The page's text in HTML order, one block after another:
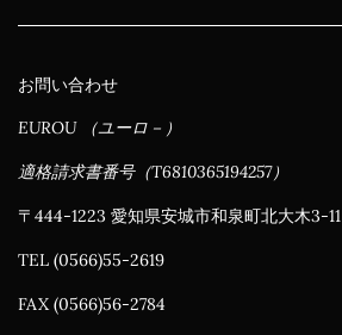
お問い合わせ
EUROU （ユーロ－）
適格請求書番号（T6810365194257）
〒444-1223 愛知県安城市和泉町北大木3-11
TEL (0566)55-2619
FAX (0566)56-2784